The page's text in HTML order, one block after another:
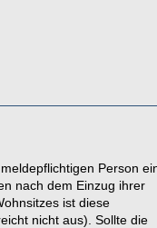
Person
nach dem Einzug ihrer
ist diese
nicht aus). Sollte die